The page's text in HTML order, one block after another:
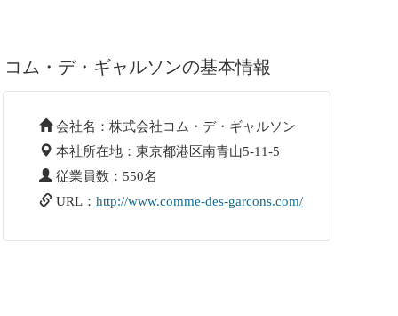
コム・デ・ギャルソンの基本情報
会社名：株式会社コム・デ・ギャルソン
本社所在地：東京都港区南青山5-11-5
従業員数：550名
URL： http://www.comme-des-garcons.com/